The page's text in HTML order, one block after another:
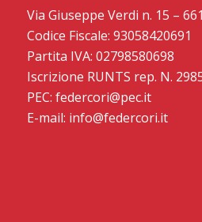
Via Giuseppe Verdi n. 15 –
Codice Fiscale: 93058420691
Partita IVA: 02798580698
Iscrizione RUNTS rep. N.
PEC: federcori@pec.it
E-mail: info@federcori.it